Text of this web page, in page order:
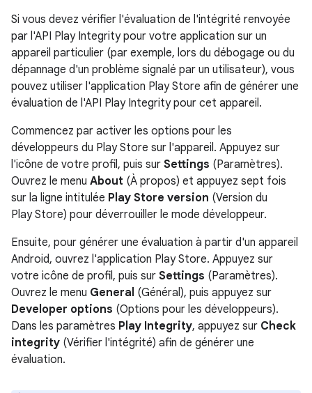
Si vous devez vérifier l'évaluation de l'intégrité renvoyée
par l'API Play Integrity pour votre application sur un
appareil particulier (par exemple, lors du débogage ou du
dépannage d'un problème signalé par un utilisateur), vous
pouvez utiliser l'application Play Store afin de générer une
évaluation de l'API Play Integrity pour cet appareil.
Commencez par activer les options pour les
développeurs du Play Store sur l'appareil. Appuyez sur
l'icône de votre profil, puis sur Settings (Paramètres).
Ouvrez le menu About (À propos) et appuyez sept fois
sur la ligne intitulée Play Store version (Version du
Play Store) pour déverrouiller le mode développeur.
Ensuite, pour générer une évaluation à partir d'un appareil
Android, ouvrez l'application Play Store. Appuyez sur
votre icône de profil, puis sur Settings (Paramètres).
Ouvrez le menu General (Général), puis appuyez sur
Developer options (Options pour les développeurs).
Dans les paramètres Play Integrity, appuyez sur Check
integrity (Vérifier l'intégrité) afin de générer une
évaluation.